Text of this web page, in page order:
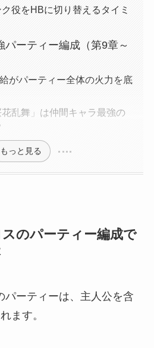
役をHBに切り替えるタイミ
パーティー編成（第9章～
がパーティー全体の火力を底
乱舞」は仲間キャラ最強の
もっと見る
のパーティー編成で
パーティーは、主人公を含
ます。